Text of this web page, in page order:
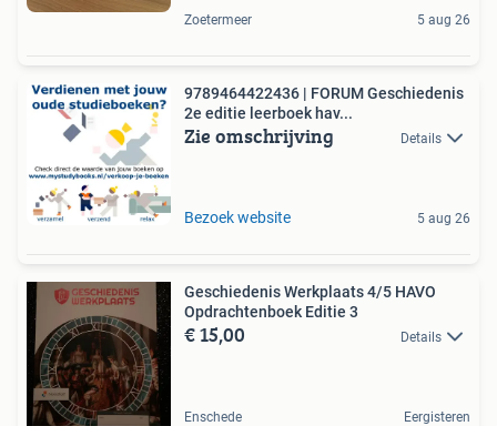
Zoetermeer 5 aug 26
9789464422436 | FORUM Geschiedenis
2e editie leerboek hav...
Zie omschrijving Details
Bezoek website 5 aug 26
Geschiedenis Werkplaats 4/5 HAVO
Opdrachtenboek Editie 3
€ 15,00 Details
Enschede Eergisteren